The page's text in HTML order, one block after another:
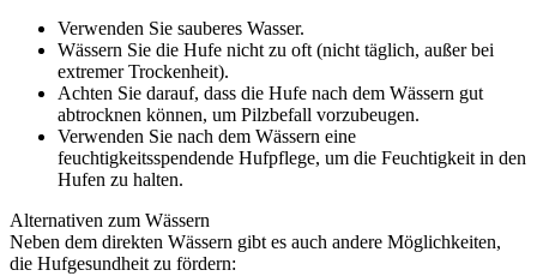
Verwenden Sie sauberes Wasser.
Wässern Sie die Hufe nicht zu oft (nicht täglich, außer bei
extremer Trockenheit).
Achten Sie darauf, dass die Hufe nach dem Wässern gut
abtrocknen können, um Pilzbefall vorzubeugen.
Verwenden Sie nach dem Wässern eine
feuchtigkeitsspendende Hufpflege, um die Feuchtigkeit in den
Hufen zu halten.
Alternativen zum Wässern
Neben dem direkten Wässern gibt es auch andere Möglichkeiten,
die Hufgesundheit zu fördern: